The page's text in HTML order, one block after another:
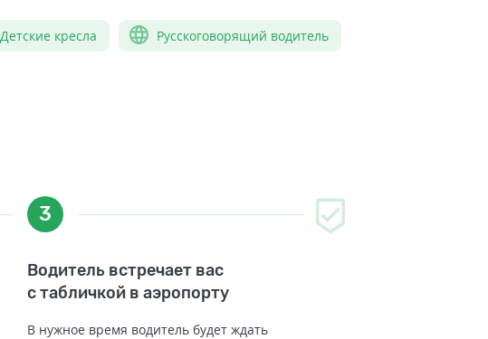
Детские кресла Русскоговорящий водитель
3
Водитель встречает вас
с табличкой в аэропорту
В нужное время водитель будет ждать